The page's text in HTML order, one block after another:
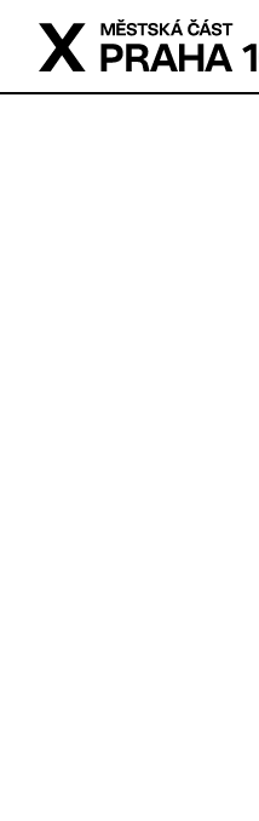
Přejít na hlavní obsah